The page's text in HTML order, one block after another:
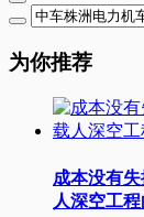
为你推荐
成本没有
人深空工